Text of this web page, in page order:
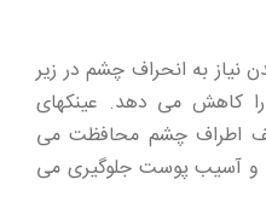
نیاز به انحراف چشم در زیر
کاهش می دهد. عینکهای
اطراف چشم محافظت می
و آسیب پوست جلوگیری می